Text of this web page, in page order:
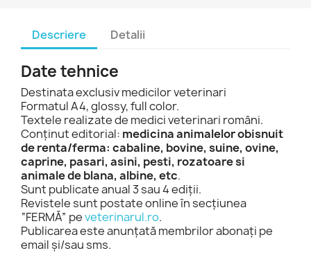
Descriere Detalii
Date tehnice
Destinata exclusiv medicilor veterinari
Formatul A4, glossy, full color.
Textele realizate de medici veterinari români.
Conținut editorial: medicina animalelor obisnuit
de renta/ferma: cabaline, bovine, suine, ovine,
caprine, pasari, asini, pesti, rozatoare si
animale de blana, albine, etc.
Sunt publicate anual 3 sau 4 ediții.
Revistele sunt postate online în secțiunea
“FERMĂ” peveterinarul.ro.
Publicarea este anunțată membrilor abonați pe
email și/sau sms.